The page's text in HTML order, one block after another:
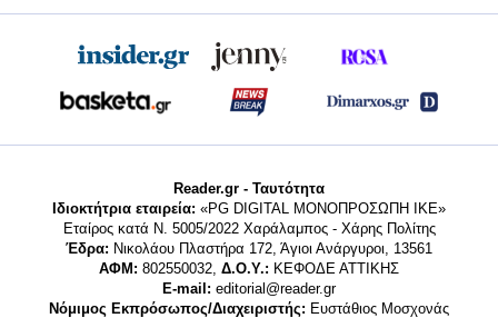
Reader.gr - Ταυτότητα
Ιδιοκτήτρια εταιρεία: «PG DIGITAL MONΟΠΡΟΣΩΠΗ ΙΚΕ»
Εταίρος κατά Ν. 5005/2022 Χαράλαμπος - Χάρης Πολίτης
Έδρα: Νικολάου Πλαστήρα 172, Άγιοι Ανάργυροι, 13561
ΑΦΜ: 802550032, Δ.Ο.Υ.: ΚΕΦΟΔΕ ΑΤΤΙΚΗΣ
E-mail: editorial@reader.gr
Νόμιμος Εκπρόσωπος/Διαχειριστής: Ευστάθιος Μοσχονάς